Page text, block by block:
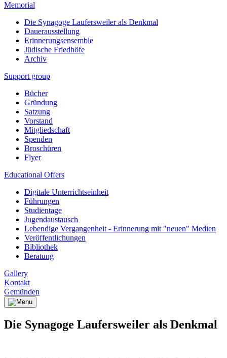
Memorial
Die Synagoge Laufersweiler als Denkmal
Dauerausstellung
Erinnerungsensemble
Jüdische Friedhöfe
Archiv
Support group
Bücher
Gründung
Satzung
Vorstand
Mitgliedschaft
Spenden
Broschüren
Flyer
Educational Offers
Digitale Unterrichtseinheit
Führungen
Studientage
Jugendaustausch
Lebendige Vergangenheit - Erinnerung mit "neuen" Medien
Veröffentlichungen
Bibliothek
Beratung
Gallery
Kontakt
Gemünden
Die Synagoge Laufersweiler als Denkmal